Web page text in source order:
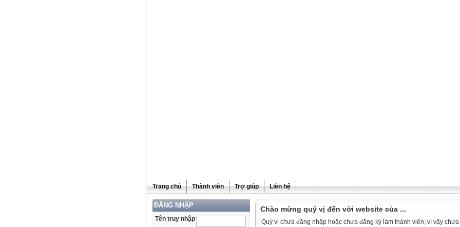
Trang chủ Thành viên Trợ giúp Liên hệ
ĐĂNG NHẬP
Tên truy nhập
Chào mừng quý vị đến với website của ...
Quý vị chưa đăng nhập hoặc chưa đăng ký làm thành viên, vì vậy